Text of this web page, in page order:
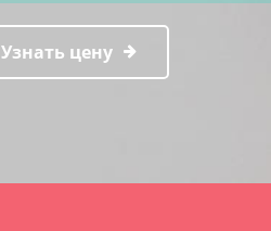
Узнать цену